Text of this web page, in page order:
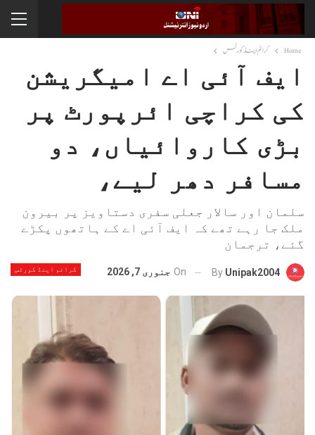
Home کرائم اینڈ کورٹس
ایف آئی اے امیگریشن
کی کراچی ائرپورٹ پر
بڑی کاروائیاں، دو
مسافر دھر لیے،
سلمان اور سالار جعلی سفری دستاویز پر بیرون
ملک جا رہے تھے کہ ایف آئی اے کے ہاتھوں پکڑے
گئے، ترجمان
کرائم اینڈ کورٹس By Unipak2004
On جنوری 7, 2026